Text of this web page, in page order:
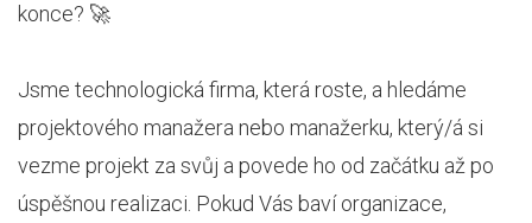
konce? 🚀
Jsme technologická firma, která roste, a hledáme
projektového manažera nebo manažerku, který/á si
vezme projekt za svůj a povede ho od začátku až po
úspěšnou realizaci. Pokud Vás baví organizace,